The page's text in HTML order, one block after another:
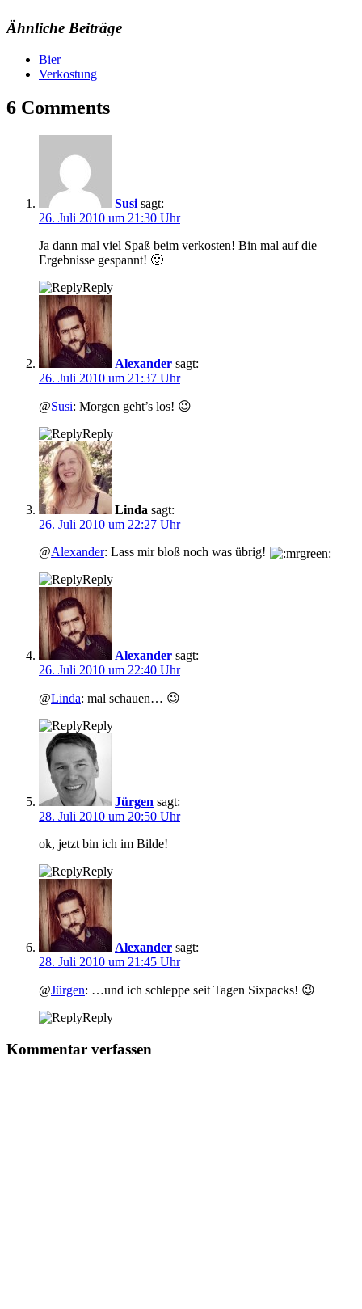
Ähnliche Beiträge
Bier
Verkostung
6 Comments
Susi sagt:
26. Juli 2010 um 21:30 Uhr
Ja dann mal viel Spaß beim verkosten! Bin mal auf die
Ergebnisse gespannt! 🙂
Reply
Alexander sagt:
26. Juli 2010 um 21:37 Uhr
@Susi: Morgen geht’s los! 😉
Reply
Linda sagt:
26. Juli 2010 um 22:27 Uhr
@Alexander: Lass mir bloß noch was übrig!
Reply
Alexander sagt:
26. Juli 2010 um 22:40 Uhr
@Linda: mal schauen… 😉
Reply
Jürgen sagt:
28. Juli 2010 um 20:50 Uhr
ok, jetzt bin ich im Bilde!
Reply
Alexander sagt:
28. Juli 2010 um 21:45 Uhr
@Jürgen: …und ich schleppe seit Tagen Sixpacks! 😉
Reply
Kommentar verfassen